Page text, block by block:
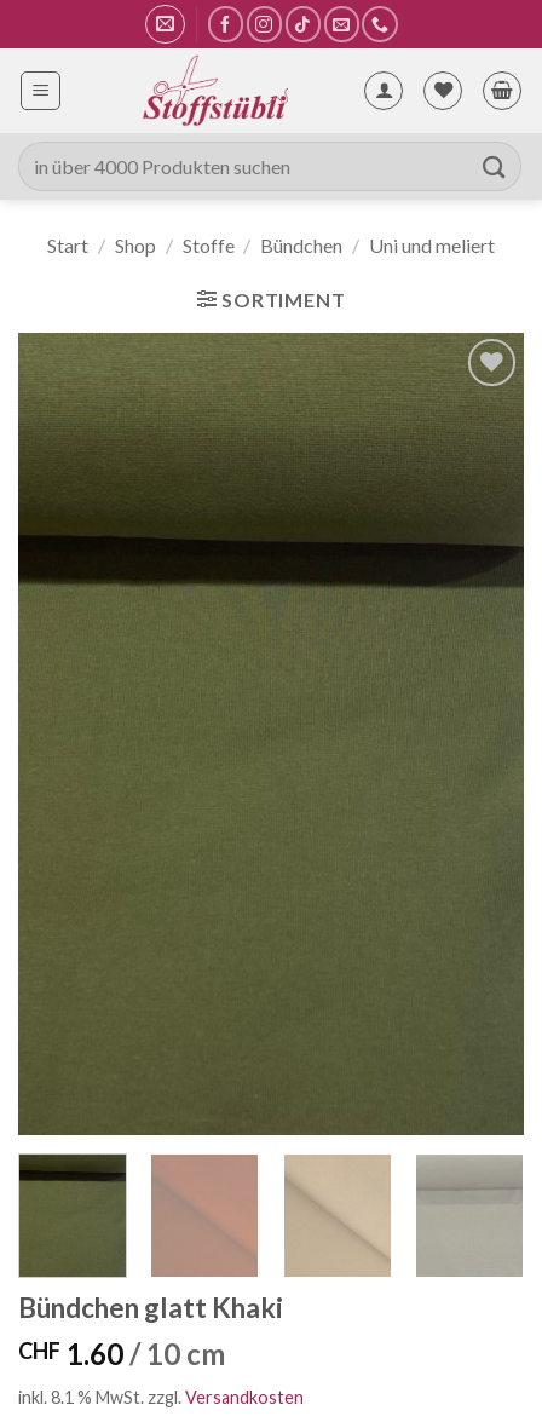
Inhalt
springen
Suche
nach:
Start / Shop / Stoffe / Bündchen / Uni und meliert
SORTIMENT
Auf die
Wunschliste
Bündchen glatt Khaki
CHF 1.60/ 10 cm
inkl. 8.1 % MwSt. zzgl.Versandkosten